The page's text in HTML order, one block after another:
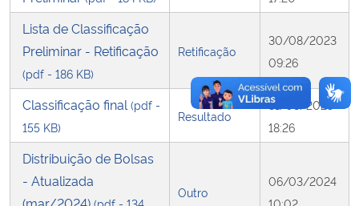
Lista de Classificação
Preliminar - Retificação
(pdf - 186 KB)
Retificação
30/08/2023
09:26
Classificação final (pdf -
155 KB)
Resultado
31/08/2023
18:26
Distribuição de Bolsas
- Atualizada
Outro
06/03/2024